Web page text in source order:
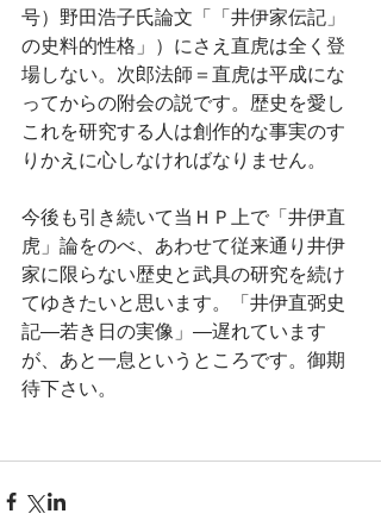
号）野田浩子氏論文「「井伊家伝記」
の史料的性格」）にさえ直虎は全く登
場しない。次郎法師＝直虎は平成にな
ってからの附会の説です。歴史を愛し
これを研究する人は創作的な事実のす
りかえに心しなければなりません。
今後も引き続いて当ＨＰ上で「井伊直
虎」論をのべ、あわせて従来通り井伊
家に限らない歴史と武具の研究を続け
てゆきたいと思います。「井伊直弼史
記―若き日の実像」―遅れています
が、あと一息というところです。御期
待下さい。